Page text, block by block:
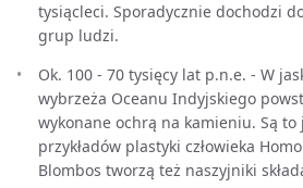
tysiącleci. Sporadycznie dochodzi
grup ludzi.
Ok. 100 - 70 tysięcy lat p.n.e. - W
wybrzeża Oceanu Indyjskiego
wykonane ochrą na kamieniu. Są
przykładów plastyki człowieka
Blombos tworzą też naszyjniki